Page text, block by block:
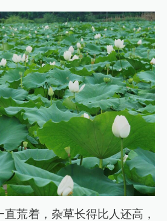
直荒着，杂草长得比人还高，